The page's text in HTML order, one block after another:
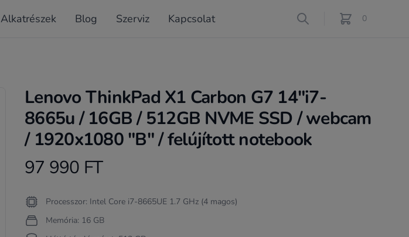
Alkatrészek Blog Szerviz Kapcsolat Search 0
féle termék a
Lenovo ThinkPad X1 Carbon G7 14"i7-
8665u / 16GB / 512GB NVME SSD / webcam
/ 1920x1080 "B" / felújított notebook
Product information
97 990 FT
Termékleírás
Processzor: Intel Core i7-8665UE 1.7 GHz (4 magos)
Memória: 16 GB